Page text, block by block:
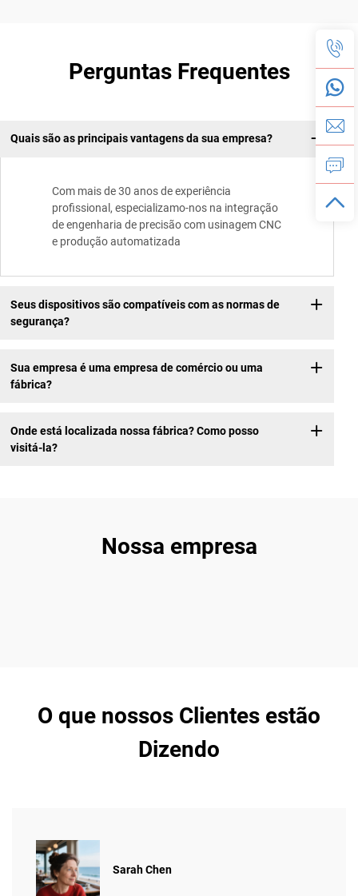
Perguntas Frequentes
Quais são as principais vantagens da sua empresa?
Com mais de 30 anos de experiência
profissional, especializamo-nos na integração
de engenharia de precisão com usinagem CNC
e produção automatizada
Seus dispositivos são compatíveis com as normas de
segurança?
Sua empresa é uma empresa de comércio ou uma
fábrica?
Onde está localizada nossa fábrica? Como posso
visitá-la?
Nossa empresa
O que nossos Clientes estão
Dizendo
Sarah Chen